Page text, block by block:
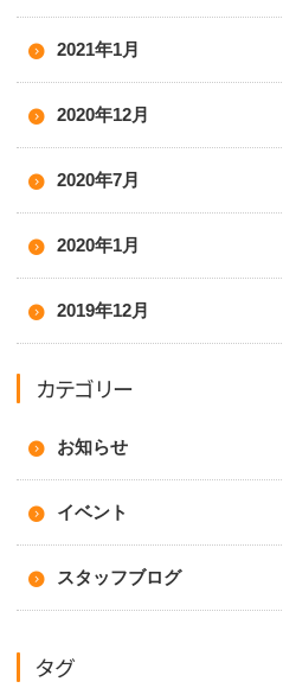
2021年1月
2020年12月
2020年7月
2020年1月
2019年12月
カテゴリー
お知らせ
イベント
スタッフブログ
タグ